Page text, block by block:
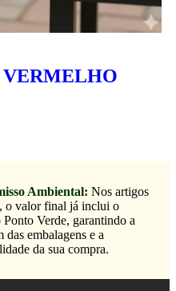
VERMELHO
Ambiental: Nos artigos
o valor final já inclui o
Verde, garantindo a
das embalagens e a
da sua compra.